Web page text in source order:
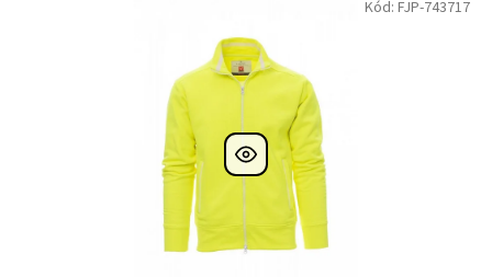
Kód: FJP-743717